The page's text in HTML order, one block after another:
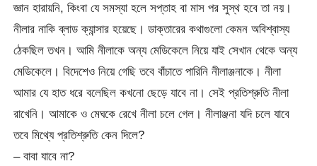
জ্ঞান হারায়নি, কিংবা যে সমস্যা হলে সপ্তাহ বা মাস পর সুস্থ হবে তা নয়।
নীলার নাকি ব্লাড ক্যান্সার হয়েছে। ডাক্তারের কথাগুলো কেমন অবিশ্বাস্য
ঠেকছিল তখন। আমি নীলাকে অন্য মেডিকেলে নিয়ে যাই সেখান থেকে অন্য
মেডিকেলে। বিদেশেও নিয়ে গেছি তবে বাঁচাতে পারিনি নীলাঞ্জনাকে। নীলা
আমার যে হাত ধরে বলেছিল কখনো ছেড়ে যাবে না। সেই প্রতিশ্রুতি নীলা
রাখেনি। আমাকে ও মেঘকে রেখে নীলা চলে গেল। নীলাঞ্জনা যদি চলে যাবে
তবে মিথ্যে প্রতিশ্রুতি কেন দিলে?
– বাবা যাবে না?